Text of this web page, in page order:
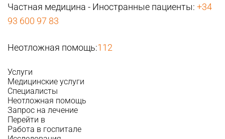
Частная медицина - Иностранные пациенты: +34
93 600 97 83
Неотложная помощь:112
Услуги
Медицинские услуги
Специалисты
Неотложная помощь
Запрос на лечение
Перейти в
Работа в госпитале